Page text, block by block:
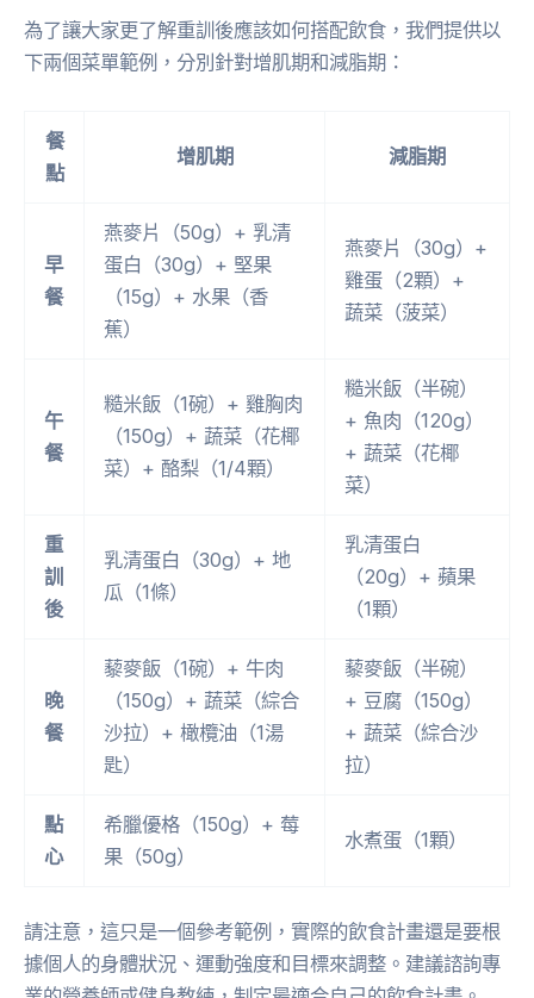
為了讓大家更了解重訓後應該如何搭配飲食，我們提供以
下兩個菜單範例，分別針對增肌期和減脂期：
餐
點
增肌期 減脂期
早
餐
燕麥片（50g）+ 乳清
蛋白（30g）+ 堅果
（15g）+ 水果（香
蕉）
燕麥片（30g）+
雞蛋（2顆）+
蔬菜（菠菜）
午
餐
糙米飯（1碗）+ 雞胸肉
（150g）+ 蔬菜（花椰
菜）+ 酪梨（1/4顆）
糙米飯（半碗）
+ 魚肉（120g）
+ 蔬菜（花椰
菜）
重
訓
後
乳清蛋白（30g）+ 地
瓜（1條）
乳清蛋白
（20g）+ 蘋果
（1顆）
晚
餐
藜麥飯（1碗）+ 牛肉
（150g）+ 蔬菜（綜合
沙拉）+ 橄欖油（1湯
匙）
藜麥飯（半碗）
+ 豆腐（150g）
+ 蔬菜（綜合沙
拉）
點
心
希臘優格（150g）+ 莓
果（50g）
水煮蛋（1顆）
請注意，這只是一個參考範例，實際的飲食計畫還是要根
據個人的身體狀況、運動強度和目標來調整。建議諮詢專